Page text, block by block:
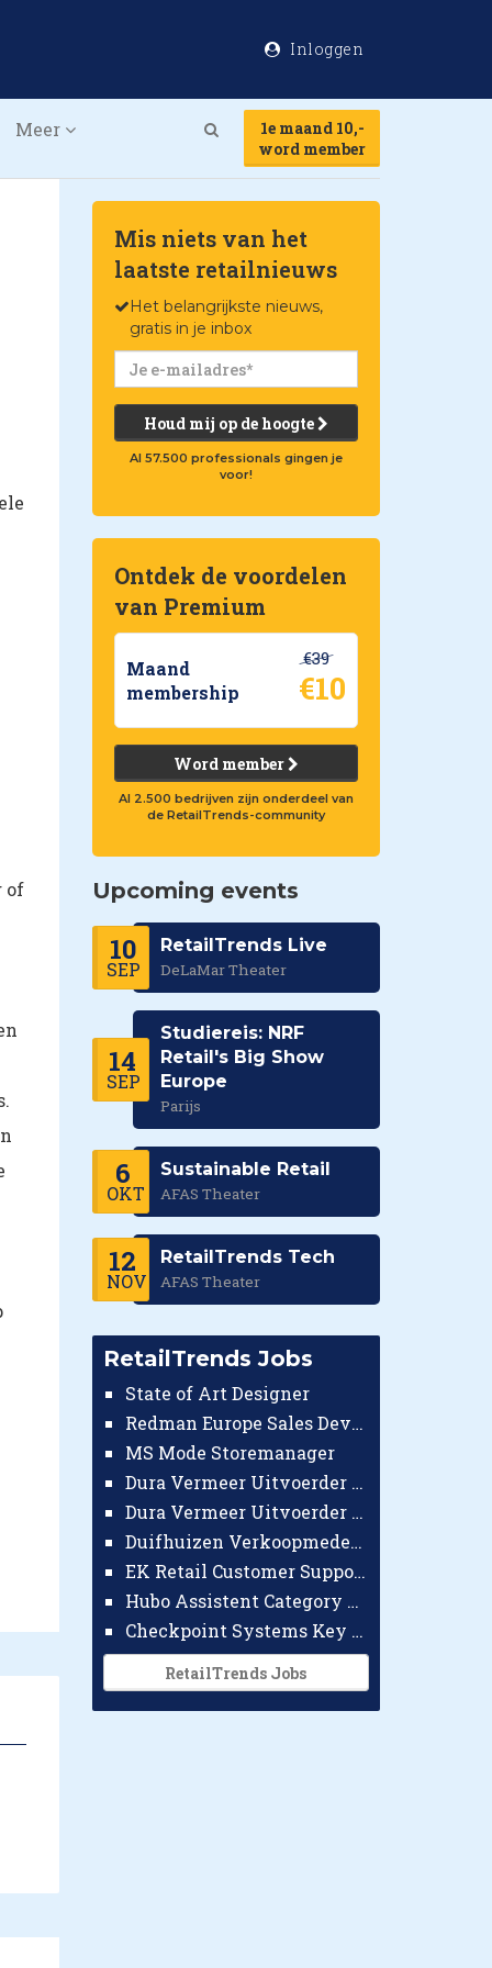
Inloggen
Meer
1e maand 10,-
word member
of
Mis niets van het
laatste retailnieuws
Het belangrijkste nieuws,
gratis in je inbox
Houd mij op de hoogte
Al 57.500 professionals gingen je
voor!
Ontdek de voordelen
van Premium
Maand
membership
€39
€10
Word member
Al 2.500 bedrijven zijn onderdeel van
de RetailTrends-community
Upcoming events
10
SEP
RetailTrends Live
DeLaMar Theater
14
SEP
Studiereis: NRF
Retail's Big Show
Europe
Parijs
6
OKT
Sustainable Retail
AFAS Theater
12
NOV
RetailTrends Tech
AFAS Theater
RetailTrends Jobs
State of Art Designer
Redman Europe Sales Developer (Europe)
MS Mode Storemanager
Dura Vermeer Uitvoerder GWW Amsterdam
Dura Vermeer Uitvoerder Civiel Nijmegen
Duifhuizen Verkoopmedewerker Ridderkerk
EK Retail Customer Support Omnichannel
Hubo Assistent Category Manager
Checkpoint Systems Key Accountmanager Benelux
RetailTrends Jobs